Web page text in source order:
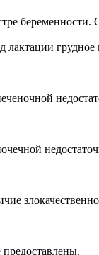
беременности.
грудное